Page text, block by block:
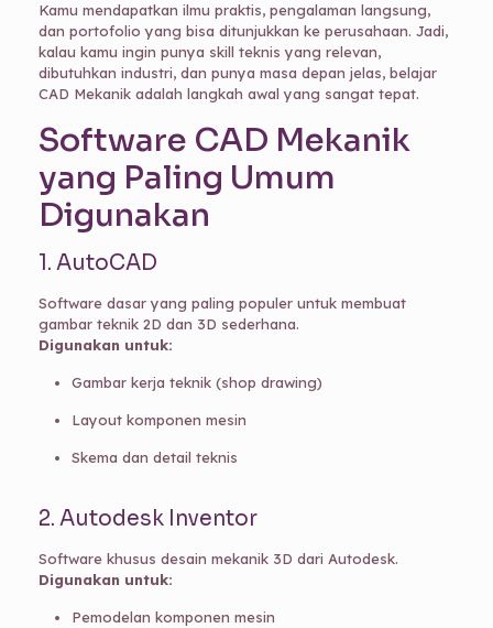
Kamu mendapatkan ilmu praktis, pengalaman langsung,
dan portofolio yang bisa ditunjukkan ke perusahaan. Jadi,
kalau kamu ingin punya skill teknis yang relevan,
dibutuhkan industri, dan punya masa depan jelas, belajar
CAD Mekanik adalah langkah awal yang sangat tepat.
Software CAD Mekanik
yang Paling Umum
Digunakan
1. AutoCAD
Software dasar yang paling populer untuk membuat
gambar teknik 2D dan 3D sederhana.
Digunakan untuk:
Gambar kerja teknik (shop drawing)
Layout komponen mesin
Skema dan detail teknis
2. Autodesk Inventor
Software khusus desain mekanik 3D dari Autodesk.
Digunakan untuk:
Pemodelan komponen mesin